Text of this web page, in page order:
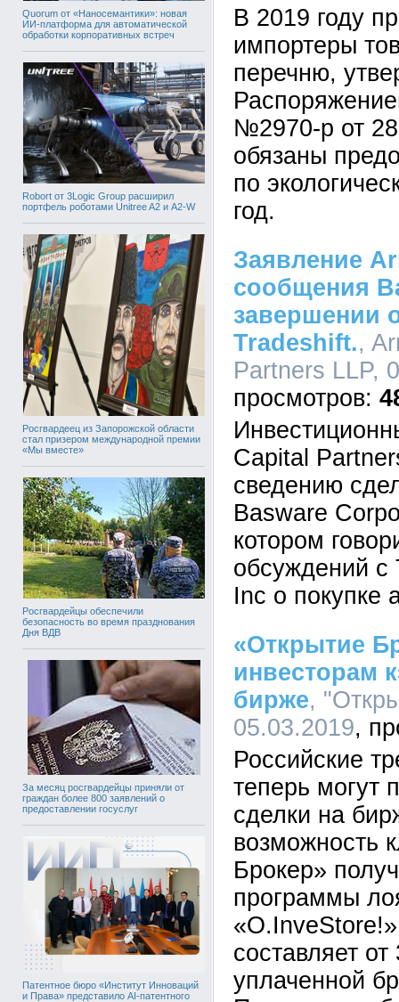
Quorum от «Наносемантики»: новая
ИИ-платформа для автоматической
обработки корпоративных встреч
Robort от 3Logic Group расширил
портфель роботами Unitree A2 и A2-W
Росгвардеец из Запорожской области
стал призером международной премии
«Мы вместе»
Росгвардейцы обеспечили
безопасность во время празднования
Дня ВДВ
За месяц росгвардейцы приняли от
граждан более 800 заявлений о
предоставлении госуслуг
Патентное бюро «Институт Инноваций
и Права» представило AI-патентного
В 2019 году
импортеры
перечню,
№2970-р от
обязаны
по
год.
Заявление
сообщения
завершении
Tradeshift.,
Partners LLP,
Capital
сведению
Basware
котором
обсуждений с
Inc о покупке
«Открытие
инвесторам
бирже,
05.03.2019
Российские
теперь могут
сделки на
возможность
Брокер»
программы
составляет
уплаченной